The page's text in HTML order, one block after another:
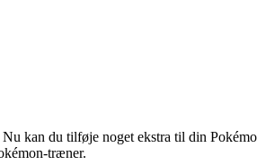
kan du tilføje noget ekstra til din
træner.